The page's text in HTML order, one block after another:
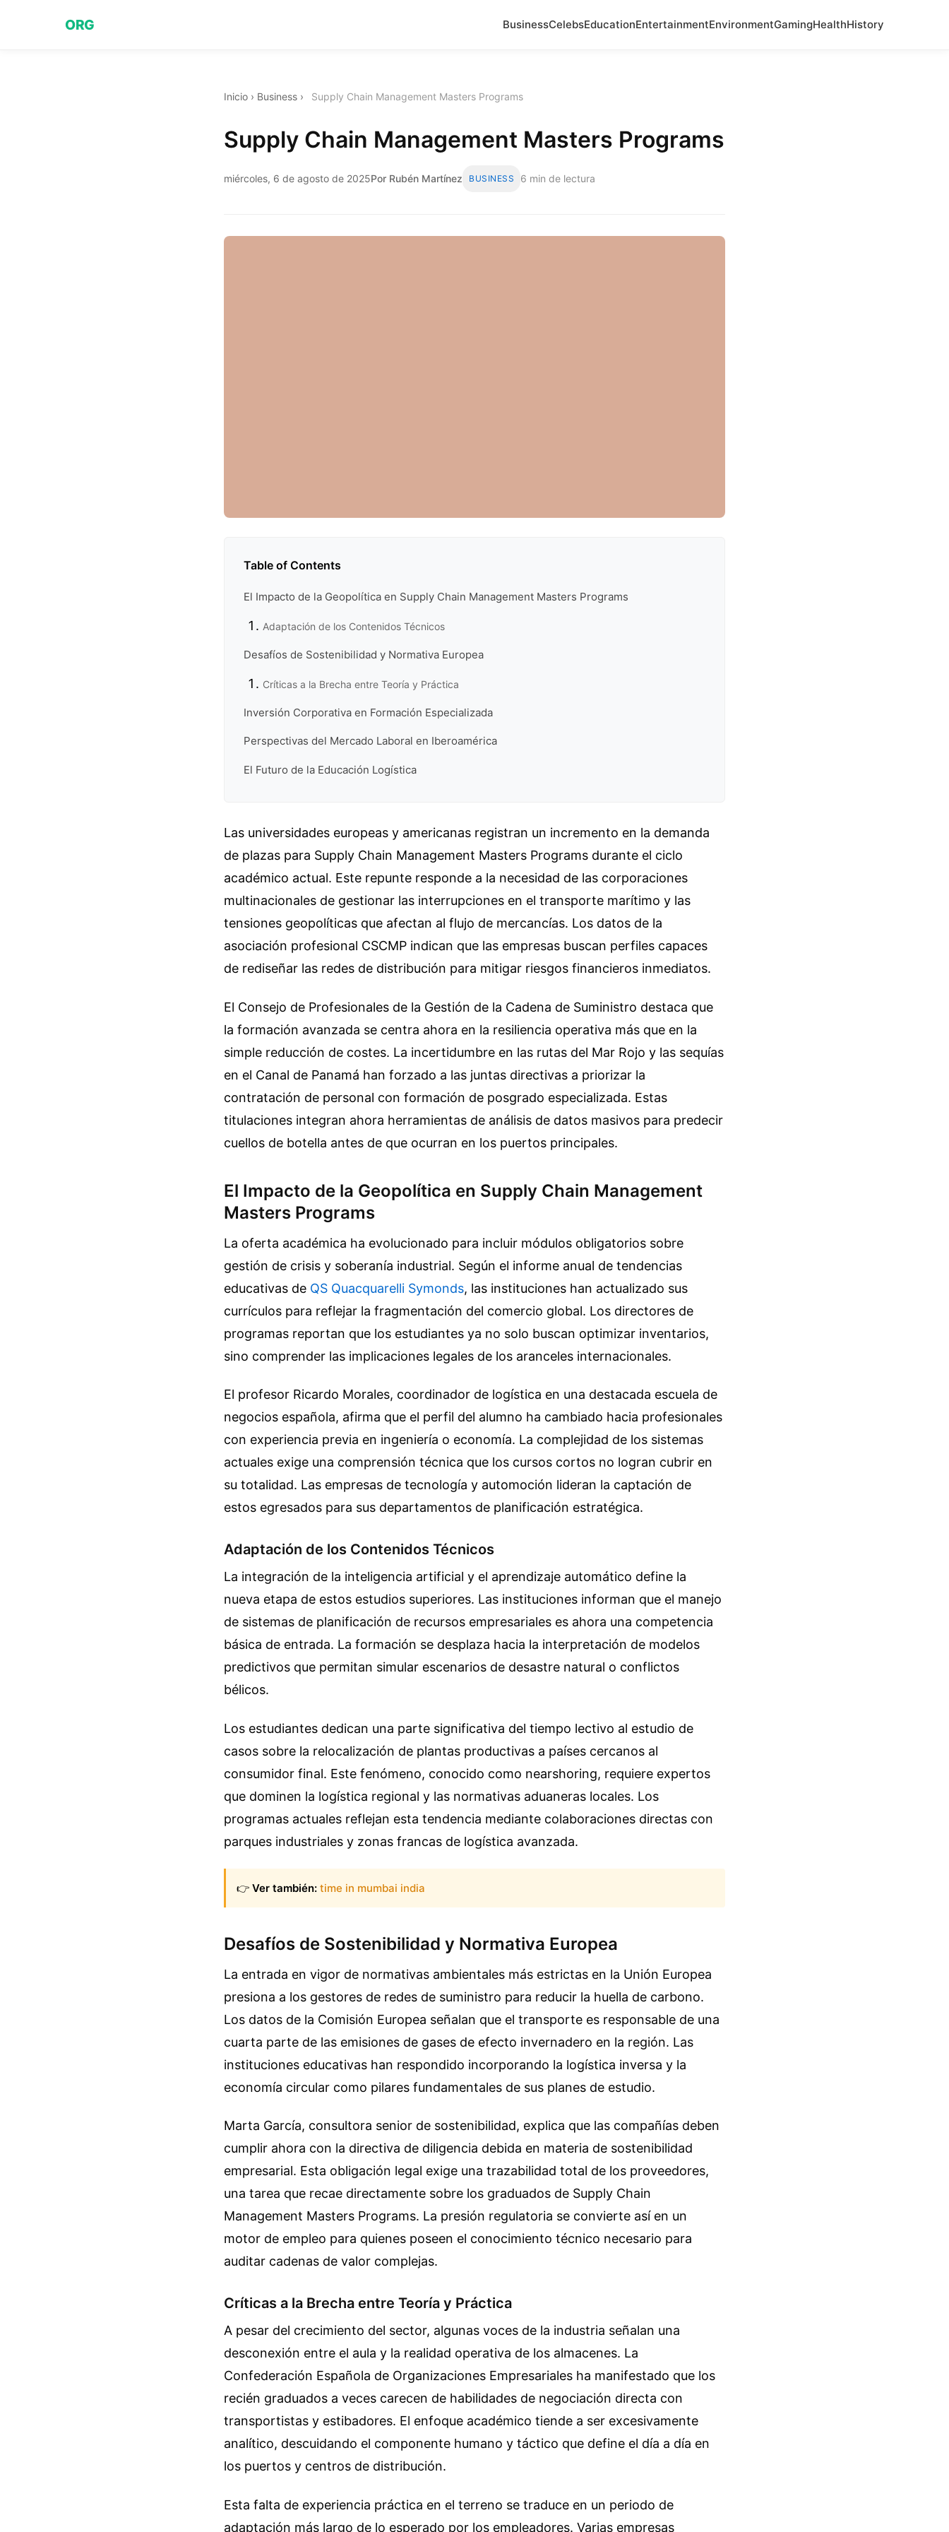
ORG BusinessCelebsEducationEntertainmentEnvironmentGamingHealthHistory
Inicio › Business › Supply Chain Management Masters Programs
Supply Chain Management Masters Programs
miércoles, 6 de agosto de 2025Por Rubén Martínez BUSINESS 6 min de lectura
Table of Contents
El Impacto de la Geopolítica en Supply Chain Management Masters Programs
Adaptación de los Contenidos Técnicos
Desafíos de Sostenibilidad y Normativa Europea
Críticas a la Brecha entre Teoría y Práctica
Inversión Corporativa en Formación Especializada
Perspectivas del Mercado Laboral en Iberoamérica
El Futuro de la Educación Logística
Las universidades europeas y americanas registran un incremento en la demanda
de plazas para Supply Chain Management Masters Programs durante el ciclo
académico actual. Este repunte responde a la necesidad de las corporaciones
multinacionales de gestionar las interrupciones en el transporte marítimo y las
tensiones geopolíticas que afectan al flujo de mercancías. Los datos de la
asociación profesional CSCMP indican que las empresas buscan perfiles capaces
de rediseñar las redes de distribución para mitigar riesgos financieros inmediatos.
El Consejo de Profesionales de la Gestión de la Cadena de Suministro destaca que
la formación avanzada se centra ahora en la resiliencia operativa más que en la
simple reducción de costes. La incertidumbre en las rutas del Mar Rojo y las sequías
en el Canal de Panamá han forzado a las juntas directivas a priorizar la
contratación de personal con formación de posgrado especializada. Estas
titulaciones integran ahora herramientas de análisis de datos masivos para predecir
cuellos de botella antes de que ocurran en los puertos principales.
El Impacto de la Geopolítica en Supply Chain Management
Masters Programs
La oferta académica ha evolucionado para incluir módulos obligatorios sobre
gestión de crisis y soberanía industrial. Según el informe anual de tendencias
educativas de QS Quacquarelli Symonds, las instituciones han actualizado sus
currículos para reflejar la fragmentación del comercio global. Los directores de
programas reportan que los estudiantes ya no solo buscan optimizar inventarios,
sino comprender las implicaciones legales de los aranceles internacionales.
El profesor Ricardo Morales, coordinador de logística en una destacada escuela de
negocios española, afirma que el perfil del alumno ha cambiado hacia profesionales
con experiencia previa en ingeniería o economía. La complejidad de los sistemas
actuales exige una comprensión técnica que los cursos cortos no logran cubrir en
su totalidad. Las empresas de tecnología y automoción lideran la captación de
estos egresados para sus departamentos de planificación estratégica.
Adaptación de los Contenidos Técnicos
La integración de la inteligencia artificial y el aprendizaje automático define la
nueva etapa de estos estudios superiores. Las instituciones informan que el manejo
de sistemas de planificación de recursos empresariales es ahora una competencia
básica de entrada. La formación se desplaza hacia la interpretación de modelos
predictivos que permitan simular escenarios de desastre natural o conflictos
bélicos.
Los estudiantes dedican una parte significativa del tiempo lectivo al estudio de
casos sobre la relocalización de plantas productivas a países cercanos al
consumidor final. Este fenómeno, conocido como nearshoring, requiere expertos
que dominen la logística regional y las normativas aduaneras locales. Los
programas actuales reflejan esta tendencia mediante colaboraciones directas con
parques industriales y zonas francas de logística avanzada.
👉 Ver también: time in mumbai india
Desafíos de Sostenibilidad y Normativa Europea
La entrada en vigor de normativas ambientales más estrictas en la Unión Europea
presiona a los gestores de redes de suministro para reducir la huella de carbono.
Los datos de la Comisión Europea señalan que el transporte es responsable de una
cuarta parte de las emisiones de gases de efecto invernadero en la región. Las
instituciones educativas han respondido incorporando la logística inversa y la
economía circular como pilares fundamentales de sus planes de estudio.
Marta García, consultora senior de sostenibilidad, explica que las compañías deben
cumplir ahora con la directiva de diligencia debida en materia de sostenibilidad
empresarial. Esta obligación legal exige una trazabilidad total de los proveedores,
una tarea que recae directamente sobre los graduados de Supply Chain
Management Masters Programs. La presión regulatoria se convierte así en un
motor de empleo para quienes poseen el conocimiento técnico necesario para
auditar cadenas de valor complejas.
Críticas a la Brecha entre Teoría y Práctica
A pesar del crecimiento del sector, algunas voces de la industria señalan una
desconexión entre el aula y la realidad operativa de los almacenes. La
Confederación Española de Organizaciones Empresariales ha manifestado que los
recién graduados a veces carecen de habilidades de negociación directa con
transportistas y estibadores. El enfoque académico tiende a ser excesivamente
analítico, descuidando el componente humano y táctico que define el día a día en
los puertos y centros de distribución.
Esta falta de experiencia práctica en el terreno se traduce en un periodo de
adaptación más largo de lo esperado por los empleadores. Varias empresas